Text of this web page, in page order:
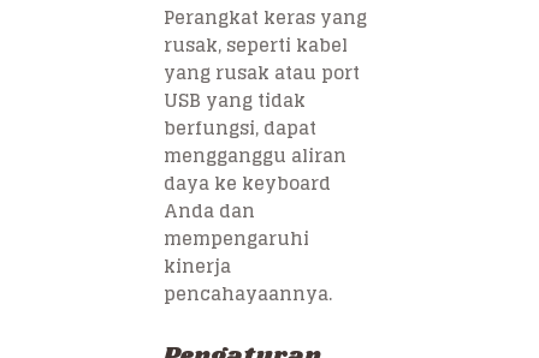
Perangkat keras yang
rusak, seperti kabel
yang rusak atau port
USB yang tidak
berfungsi, dapat
mengganggu aliran
daya ke keyboard
Anda dan
mempengaruhi
kinerja
pencahayaannya.